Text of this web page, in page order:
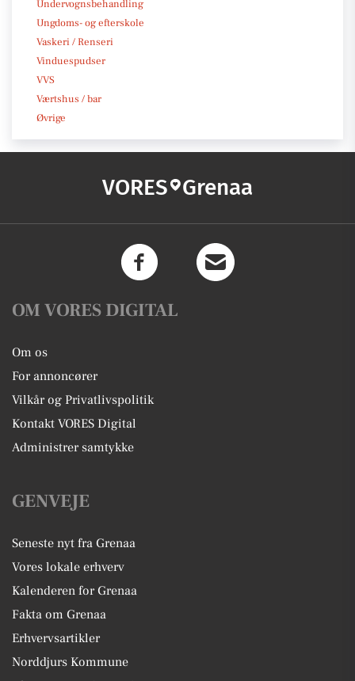
Undervognsbehandling
Ungdoms- og efterskole
Vaskeri / Renseri
Vinduespudser
VVS
Værtshus / bar
Øvrige
VORES Grenaa
OM VORES DIGITAL
Om os
For annoncører
Vilkår og Privatlivspolitik
Kontakt VORES Digital
Administrer samtykke
GENVEJE
Seneste nyt fra Grenaa
Vores lokale erhverv
Kalenderen for Grenaa
Fakta om Grenaa
Erhvervsartikler
Norddjurs Kommune